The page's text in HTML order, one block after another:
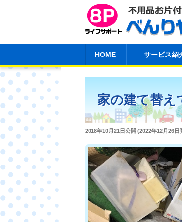
ン
へ
ス
HOME サービス紹
家の建て替え
投
日:
2018年10月21日公開 (2022年12月26日